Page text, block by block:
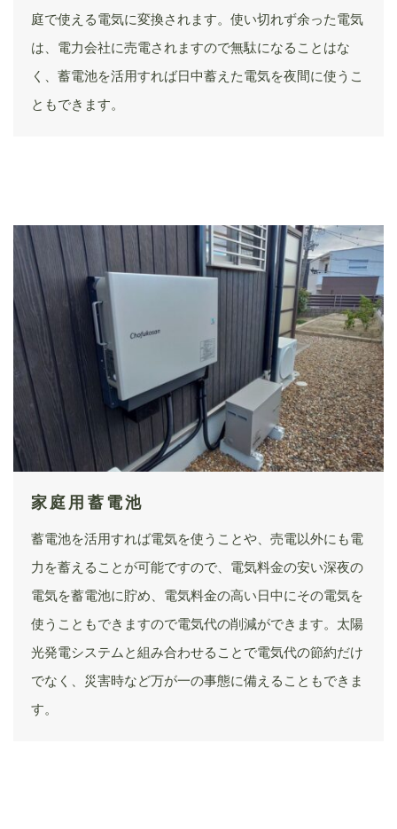
庭で使える電気に変換されます。使い切れず余った電気
は、電力会社に売電されますので無駄になることはな
く、蓄電池を活用すれば日中蓄えた電気を夜間に使うこ
ともできます。
家庭用蓄電池
蓄電池を活用すれば電気を使うことや、売電以外にも電
力を蓄えることが可能ですので、電気料金の安い深夜の
電気を蓄電池に貯め、電気料金の高い日中にその電気を
使うこともできますので電気代の削減ができます。太陽
光発電システムと組み合わせることで電気代の節約だけ
でなく、災害時など万が一の事態に備えることもできま
す。